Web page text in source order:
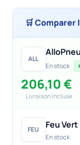
🛒 Comparer
ALL
En stock
206,10 €
Livraison incluse
FEU Feu Vert
En stock